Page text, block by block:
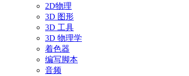
2D物理
3D 图形
3D 工具
3D 物理学
着色器
编写脚本
音频